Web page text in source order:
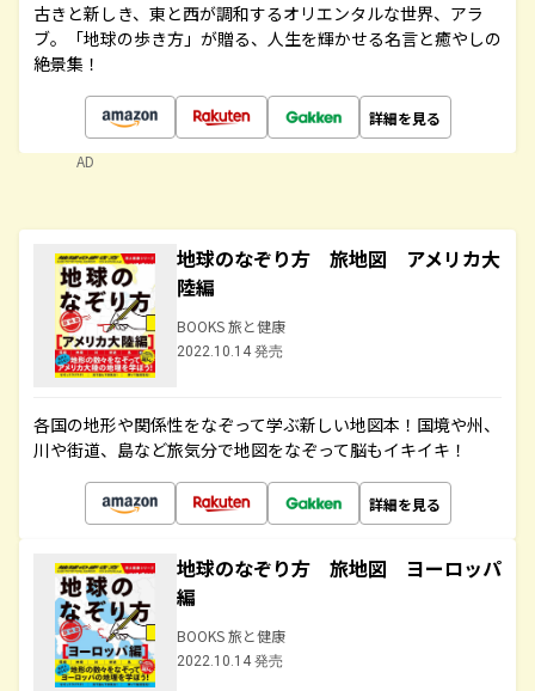
古きと新しき、東と西が調和するオリエンタルな世界、アラ
ブ。「地球の歩き方」が贈る、人生を輝かせる名言と癒やしの
絶景集！
詳細を見る
AD
地球のなぞり方 旅地図 アメリカ大
陸編
BOOKS 旅と健康
2022.10.14 発売
各国の地形や関係性をなぞって学ぶ新しい地図本！国境や州、
川や街道、島など旅気分で地図をなぞって脳もイキイキ！
詳細を見る
地球のなぞり方 旅地図 ヨーロッパ
編
BOOKS 旅と健康
2022.10.14 発売